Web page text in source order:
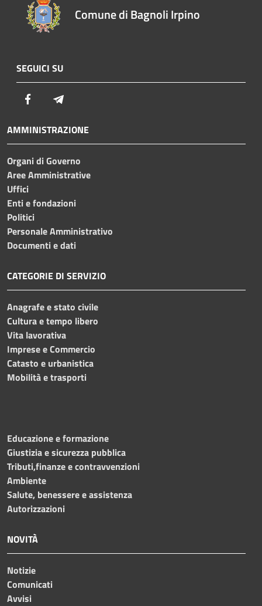
Comune di Bagnoli Irpino
SEGUICI SU
Facebook
AMMINISTRAZIONE
Organi di Governo
Aree Amministrative
Uffici
Enti e fondazioni
Politici
Personale Amministrativo
Documenti e dati
CATEGORIE DI SERVIZIO
Anagrafe e stato civile
Cultura e tempo libero
Vita lavorativa
Imprese e Commercio
Catasto e urbanistica
Mobilità e trasporti
Educazione e formazione
Giustizia e sicurezza pubblica
Tributi,finanze e contravvenzioni
Ambiente
Salute, benessere e assistenza
Autorizzazioni
NOVITÀ
Notizie
Comunicati
Avvisi